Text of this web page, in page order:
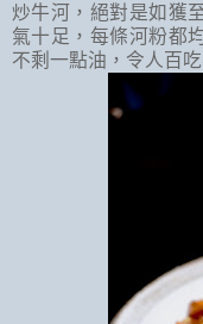
炒牛河，絕對是如獲
氣十足，每條河粉都
不剩一點油，令人百吃